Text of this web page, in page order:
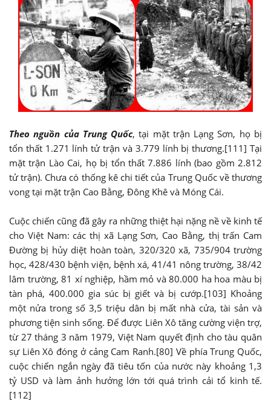
Theo nguồn của Trung Quốc, tại mặt trận Lạng Sơn, họ bị
tổn thất 1.271 lính tử trận và 3.779 lính bị thương.[111] Tại
mặt trận Lào Cai, họ bị tổn thất 7.886 lính (bao gồm 2.812
tử trận). Chưa có thống kê chi tiết của Trung Quốc về thương
vong tại mặt trận Cao Bằng, Đông Khê và Móng Cái.
Cuộc chiến cũng đã gây ra những thiệt hại nặng nề về kinh tế
cho Việt Nam: các thị xã Lạng Sơn, Cao Bằng, thị trấn Cam
Đường bị hủy diệt hoàn toàn, 320/320 xã, 735/904 trường
học, 428/430 bệnh viện, bệnh xá, 41/41 nông trường, 38/42
lâm trường, 81 xí nghiệp, hầm mỏ và 80.000 ha hoa màu bị
tàn phá, 400.000 gia súc bị giết và bị cướp.[103] Khoảng
một nửa trong số 3,5 triệu dân bị mất nhà cửa, tài sản và
phương tiện sinh sống. Để được Liên Xô tăng cường viện trợ,
từ 27 tháng 3 năm 1979, Việt Nam quyết định cho tàu quân
sự Liên Xô đóng ở cảng Cam Ranh.[80] Về phía Trung Quốc,
cuộc chiến ngắn ngày đã tiêu tốn của nước này khoảng 1,3
tỷ USD và làm ảnh hưởng lớn tới quá trình cải tổ kinh tế.
[112]